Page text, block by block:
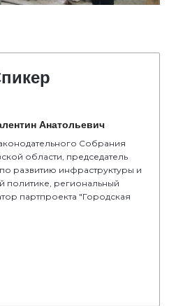
Анатольевич
Собрания
области, председатель
развитию инфраструктуры и
политике, региональный
партпроекта "Городская